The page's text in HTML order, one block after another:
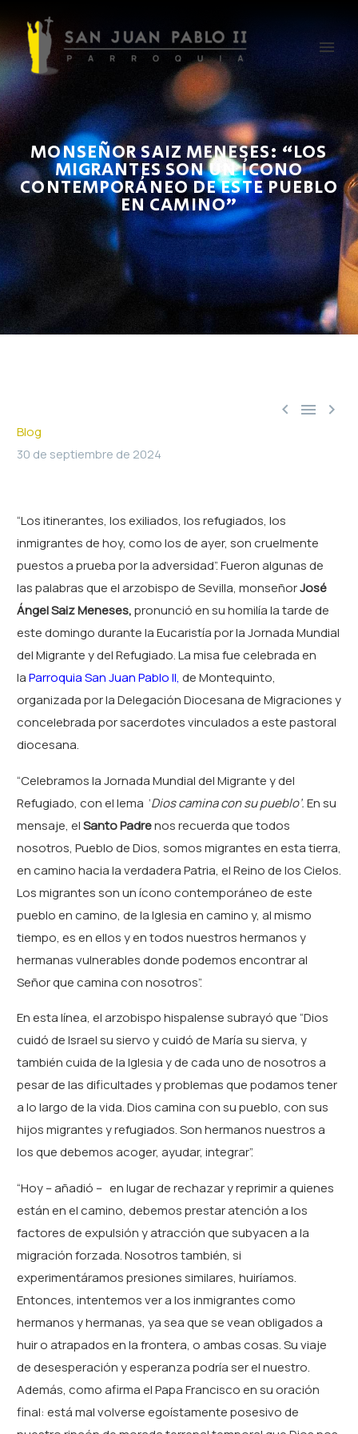
MONSEÑOR SAIZ MENESES: “LOS
MIGRANTES SON UN ÍCONO
CONTEMPORÁNEO DE ESTE PUEBLO
EN CAMINO”
  
Blog
30 de septiembre de 2024
“Los itinerantes, los exiliados, los refugiados, los
inmigrantes de hoy, como los de ayer, son cruelmente
puestos a prueba por la adversidad”. Fueron algunas de
las palabras que el arzobispo de Sevilla, monseñorJosé
Ángel Saiz Meneses,pronunció en su homilía la tarde de
este domingo durante la Eucaristía por la Jornada Mundial
del Migrante y del Refugiado. La misa fue celebrada en
laParroquia San Juan Pablo II, de Montequinto,
organizada por la Delegación Diocesana de Migraciones y
concelebrada por sacerdotes vinculados a este pastoral
diocesana.
“Celebramos la Jornada Mundial del Migrante y del
Refugiado, con el lema ‘Dios camina con su pueblo’.En su
mensaje, elSanto Padrenos recuerda que todos
nosotros, Pueblo de Dios, somos migrantes en esta tierra,
en camino hacia la verdadera Patria, el Reino de los Cielos.
Los migrantes son un ícono contemporáneo de este
pueblo en camino, de la Iglesia en camino y, al mismo
tiempo, es en ellos y en todos nuestros hermanos y
hermanas vulnerables donde podemos encontrar al
Señor que camina con nosotros”.
En esta línea, el arzobispo hispalense subrayó que “Dios
cuidó de Israel su siervo y cuidó de María su sierva, y
también cuida de la Iglesia y de cada uno de nosotros a
pesar de las dificultades y problemas que podamos tener
a lo largo de la vida. Dios camina con su pueblo, con sus
hijos migrantes y refugiados. Son hermanos nuestros a
los que debemos acoger, ayudar, integrar”.
“Hoy – añadió – en lugar de rechazar y reprimir a quienes
están en el camino, debemos prestar atención a los
factores de expulsión y atracción que subyacen a la
migración forzada. Nosotros también, si
experimentáramos presiones similares, huiríamos.
Entonces, intentemos ver a los inmigrantes como
hermanos y hermanas, ya sea que se vean obligados a
huir o atrapados en la frontera, o ambas cosas. Su viaje
de desesperación y esperanza podría ser el nuestro.
Además, como afirma el Papa Francisco en su oración
final: está mal volverse egoístamente posesivo de